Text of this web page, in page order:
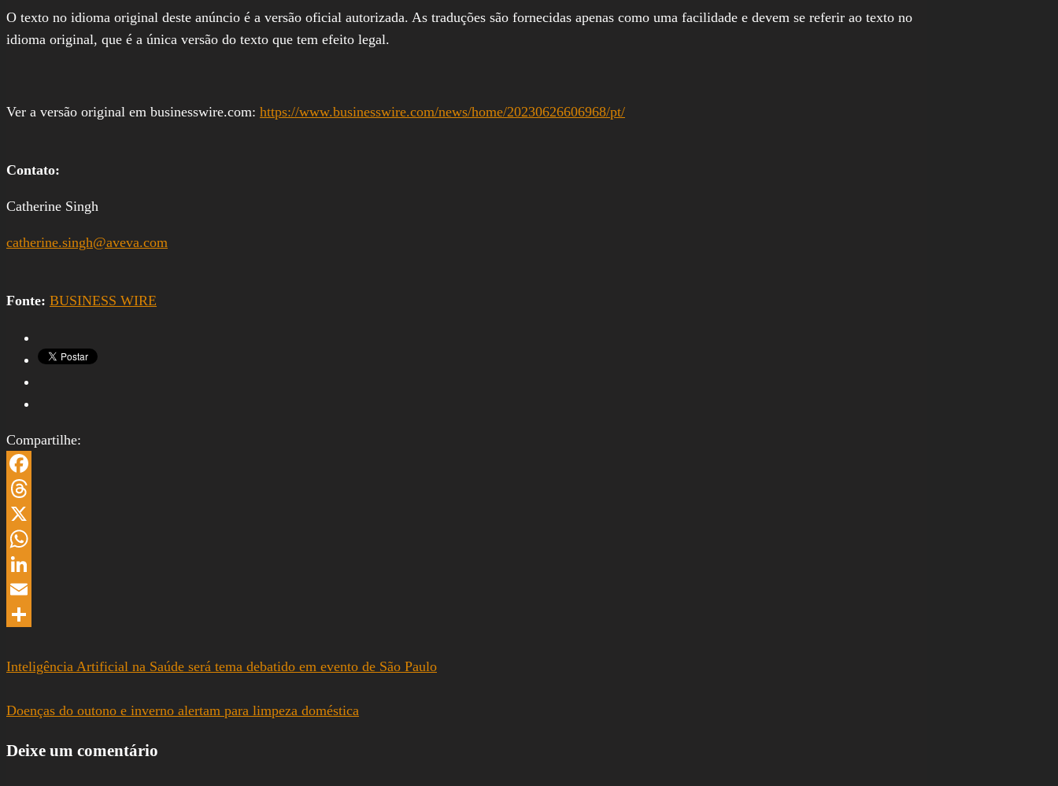
O texto no idioma original deste anúncio é a versão oficial autorizada. As traduções são fornecidas apenas como uma facilidade e devem se referir ao texto no
idioma original, que é a única versão do texto que tem efeito legal.
Ver a versão original em businesswire.com: https://www.businesswire.com/news/home/20230626606968/pt/
Contato:
Catherine Singh
catherine.singh@aveva.com
Fonte: BUSINESS WIRE
Compartilhe:
Facebook
Threads
X
WhatsApp
LinkedIn
Email
Inteligência Artificial na Saúde será tema debatido em evento de São Paulo
Doenças do outono e inverno alertam para limpeza doméstica
Deixe um comentário